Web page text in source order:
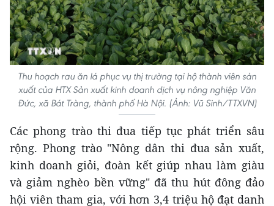
Thu hoạch rau ăn lá phục vụ thị trường tại hộ thành viên sản
xuất của HTX Sản xuất kinh doanh dịch vụ nông nghiệp Văn
Đức, xã Bát Tràng, thành phố Hà Nội. (Ảnh: Vũ Sinh/TTXVN)
Các phong trào thi đua tiếp tục phát triển sâu
rộng. Phong trào "Nông dân thi đua sản xuất,
kinh doanh giỏi, đoàn kết giúp nhau làm giàu
và giảm nghèo bền vững" đã thu hút đông đảo
hội viên tham gia, với hơn 3,4 triệu hộ đạt danh